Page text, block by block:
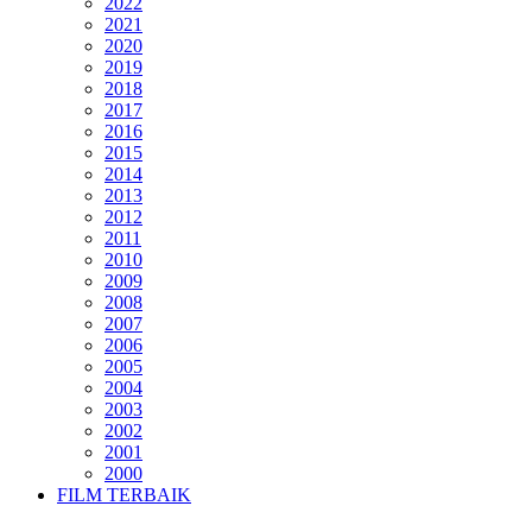
2021
2020
2019
2018
2017
2016
2015
2014
2013
2012
2011
2010
2009
2008
2007
2006
2005
2004
2003
2002
2001
2000
FILM TERBAIK